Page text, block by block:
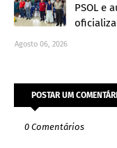
PSOL e
Agosto 06, 2026
POSTAR UM
0 Comentários